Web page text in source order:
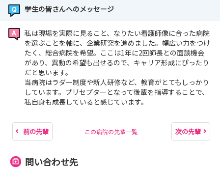
学生の皆さんへのメッセージ
私は現場を実際に見ること、なりたい看護師像に合った病院
を選ぶことを軸に、企業研究を進めました。幅広い力をつけ
たく、総合病院を希望。ここは1年に2回師長との面談機会
があり、異動の希望も出せるので、キャリア形成にぴったり
だと思います。
当病院はラダー制度や新人研修など、教育がとてもしっかり
しています。プリセプターとなって後輩を指導することで、
私自身も成長していると感じています。
前の先輩 この病院の先輩一覧 次の先輩
問い合わせ先